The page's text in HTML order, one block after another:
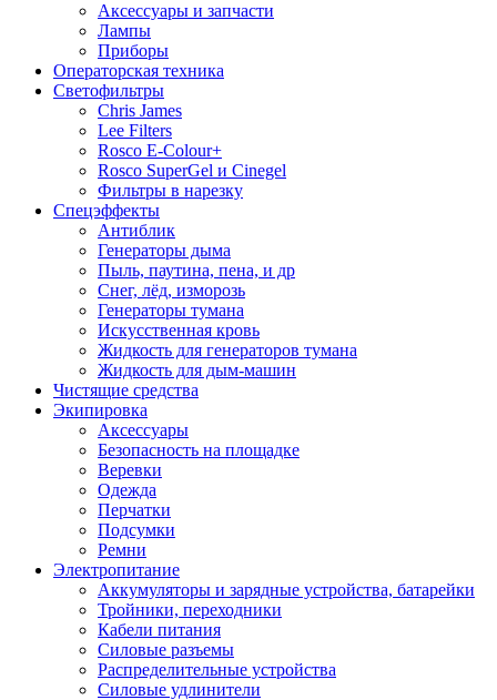
Аксессуары и запчасти
Лампы
Приборы
Операторская техника
Светофильтры
Chris James
Lee Filters
Rosco E-Colour+
Rosco SuperGel и Cinegel
Фильтры в нарезку
Спецэффекты
Антиблик
Генераторы дыма
Пыль, паутина, пена, и др
Снег, лёд, изморозь
Генераторы тумана
Искусственная кровь
Жидкость для генераторов тумана
Жидкость для дым-машин
Чистящие средства
Экипировка
Аксессуары
Безопасность на площадке
Веревки
Одежда
Перчатки
Подсумки
Ремни
Электропитание
Аккумуляторы и зарядные устройства, батарейки
Тройники, переходники
Кабели питания
Силовые разъемы
Распределительные устройства
Силовые удлинители